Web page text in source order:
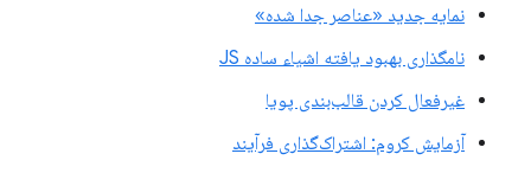
نمایه جدید «عناصر جدا شده»
نامگذاری بهبود یافته اشیاء ساده JS
غیرفعال کردن قالب‌بندی پویا
آزمایش کروم: اشتراک‌گذاری فرآیند